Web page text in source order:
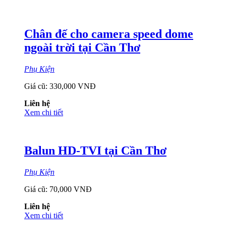
Chân đế cho camera speed dome
ngoài trời tại Cần Thơ
Phụ Kiện
Giá cũ: 330,000 VNĐ
Liên hệ
Xem chi tiết
Balun HD-TVI tại Cần Thơ
Phụ Kiện
Giá cũ: 70,000 VNĐ
Liên hệ
Xem chi tiết